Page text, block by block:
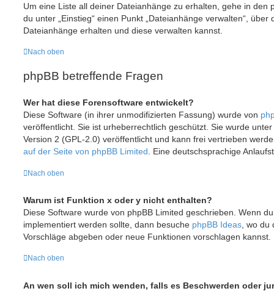
Um eine Liste all deiner Dateianhänge zu erhalten, gehe in den
du unter „Einstieg“ einen Punkt „Dateianhänge verwalten“,
Dateianhänge erhalten und diese verwalten kannst.
Nach oben
phpBB betreffende Fragen
Wer hat diese Forensoftware entwickelt?
Diese Software (in ihrer unmodifizierten Fassung) wurde von
veröffentlicht. Sie ist urheberrechtlich geschützt. Sie wurde
Version 2 (GPL-2.0) veröffentlicht und kann frei vertrieben
auf der Seite von phpBB Limited. Eine deutschsprachige
Nach oben
Warum ist Funktion x oder y nicht enthalten?
Diese Software wurde von phpBB Limited geschrieben. Wenn
implementiert werden sollte, dann besuche phpBB Ideas , wo
Vorschläge abgeben oder neue Funktionen vorschlagen kannst.
Nach oben
An wen soll ich mich wenden, falls es Beschwerden oder